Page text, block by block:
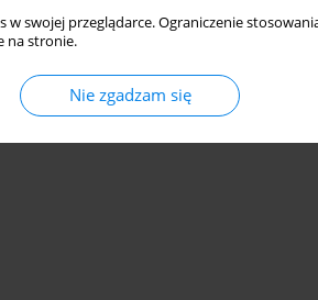
w swojej przeglądarce. Ograniczenie
na stronie.
Nie zgadzam się
Z NIEPEŁNOSPRAWNOŚCIĄ